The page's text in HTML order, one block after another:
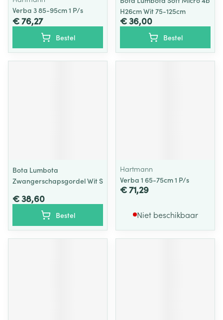
Verba 3 85-95cm 1 P/s
€ 76,27
Bestel
H26cm Wit 75-125cm
€ 36,00
Bestel
Bota Lumbota
Zwangerschapsgordel Wit S
€ 38,60
Bestel
Hartmann
Verba 1 65-75cm 1 P/s
€ 71,29
Niet beschikbaar